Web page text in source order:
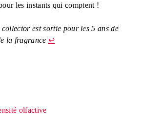
les instants qui comptent !
est sortie pour les 5 ans de
la fragrance ↩︎
olfactive